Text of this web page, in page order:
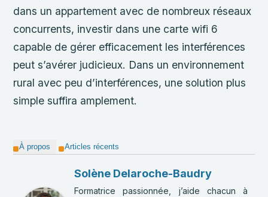
dans un appartement avec de nombreux réseaux
concurrents, investir dans une carte wifi 6
capable de gérer efficacement les interférences
peut s’avérer judicieux. Dans un environnement
rural avec peu d’interférences, une solution plus
simple suffira amplement.
À propos Articles récents
Solène Delaroche-Baudry
Formatrice passionnée, j’aide chacun à